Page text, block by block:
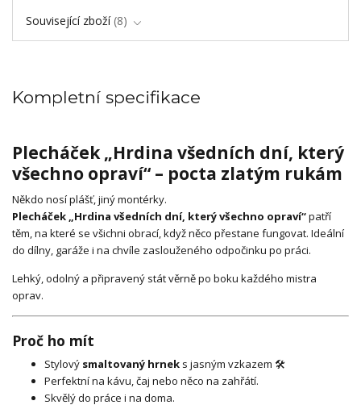
Související zboží 8
Kompletní specifikace
Plecháček „Hrdina všedních dní, který
všechno opraví“ – pocta zlatým rukám
Někdo nosí plášť, jiný montérky.
Plecháček „Hrdina všedních dní, který všechno opraví“patří
těm, na které se všichni obrací, když něco přestane fungovat. Ideální
do dílny, garáže i na chvíle zaslouženého odpočinku po práci.
Lehký, odolný a připravený stát věrně po boku každého mistra
oprav.
Proč ho mít
Stylový smaltovaný hrnek s jasným vzkazem 🛠️
Perfektní na kávu, čaj nebo něco na zahřátí.
Skvělý do práce i na doma.